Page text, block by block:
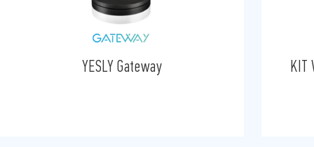
YESLY Gateway KIT